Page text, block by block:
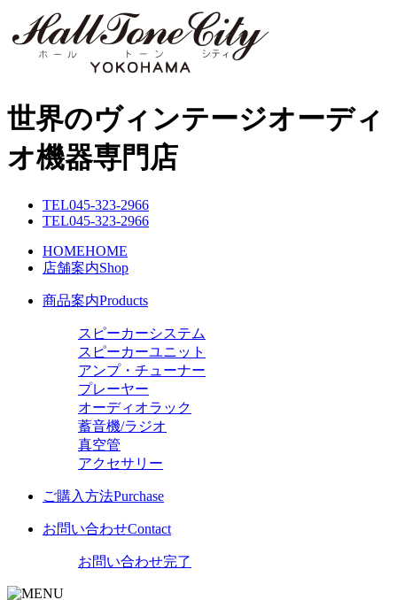
世界のヴィンテージオーディ
オ機器専門店
TEL045-323-2966
TEL045-323-2966
HOMEHOME
店舗案内Shop
商品案内Products
スピーカーシステム
スピーカーユニット
アンプ・チューナー
プレーヤー
オーディオラック
蓄音機/ラジオ
真空管
アクセサリー
ご購入方法Purchase
お問い合わせContact
お問い合わせ完了